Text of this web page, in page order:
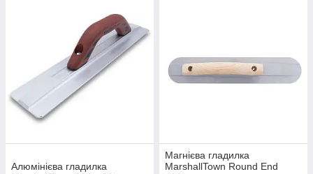
Алюмінієва гладилка
Магнієва гладилка
MarshallTown Round End